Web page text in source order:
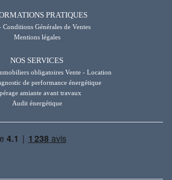
PRATIQUES
Conditions Générales de Ventes
Mentions légales
NOS SERVICES
obligatoires Vente - Location
de performance énergétique
amiante avant travaux
Audit énergétique